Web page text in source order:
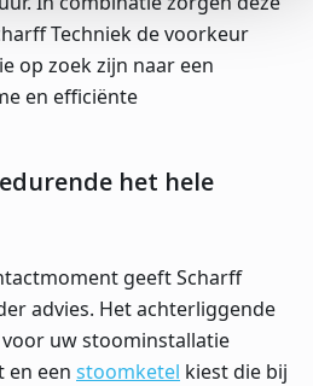
Techniek de voorkeur
op zoek zijn naar een
en efficiënte
het hele
geeft Scharff
advies. Het achterliggende
uw stoominstallatie
en een stoomketel kiest die bij